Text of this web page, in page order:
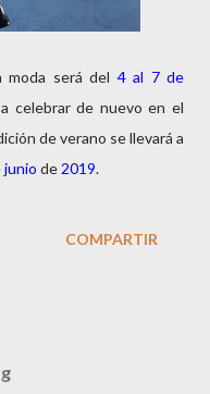
será del 4 al 7 de
a celebrar de nuevo en el
de verano se llevará a
junio de 2019.
COMPARTIR